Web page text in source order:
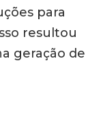
para
resultou
geração de